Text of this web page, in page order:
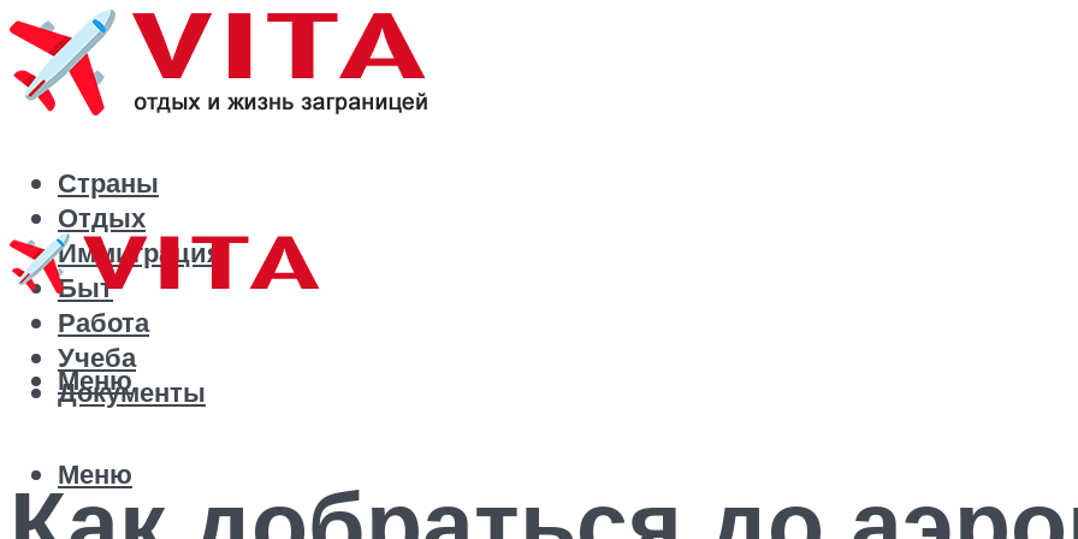
Страны
Отдых
Иммиграция
Быт
Работа
Учеба
Документы
Меню
Меню